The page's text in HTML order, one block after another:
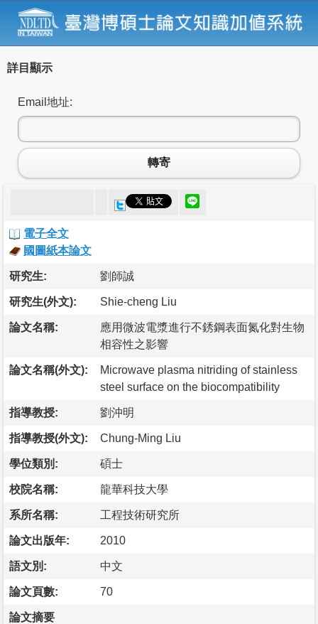
詳目顯示
Email地址:
轉寄
電子全文
國圖紙本論文
研究生: 劉師誠
研究生(外文): Shie-cheng Liu
論文名稱:
應用微波電漿進行不銹鋼表面氮化對生物
相容性之影響
論文名稱(外文):
Microwave plasma nitriding of stainless
steel surface on the biocompatibility
指導教授: 劉沖明
指導教授(外文): Chung-Ming Liu
學位類別: 碩士
校院名稱: 龍華科技大學
系所名稱: 工程技術研究所
論文出版年: 2010
語文別: 中文
論文頁數: 70
論文摘要